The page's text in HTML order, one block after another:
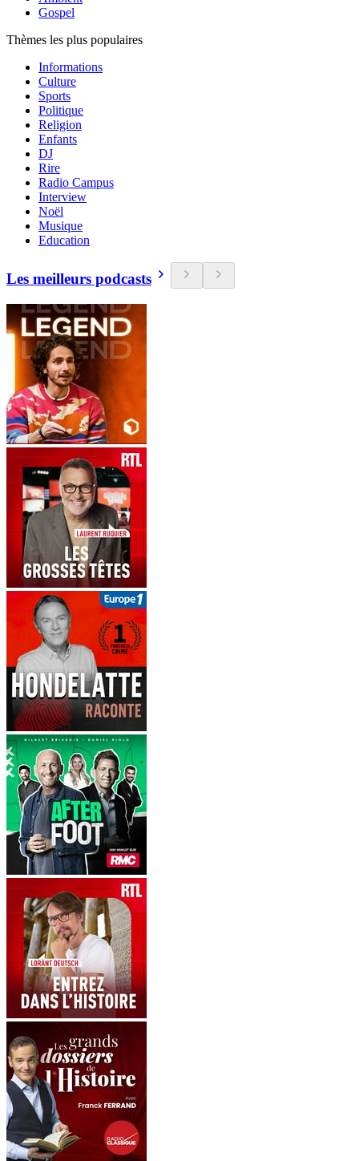
Gospel
Thèmes les plus populaires
Informations
Culture
Sports
Politique
Religion
Enfants
DJ
Rire
Radio Campus
Interview
Noël
Musique
Education
Les meilleurs podcasts